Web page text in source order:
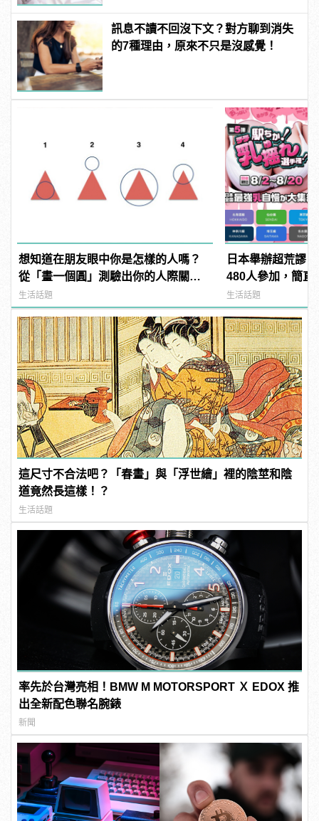
訊息不讀不回沒下文？對方聊到消失
的7種理由，原來不只是沒感覺！
想知道在朋友眼中你是怎樣的人嗎？
從「畫一個圓」測驗出你的人際關
係！
生活話題
日本舉辦超荒謬
480人參加，簡直
manfashion這樣
生活話題
這尺寸不合法吧？「春畫」與「浮世繪」裡的陰莖和陰
道竟然長這樣！？
生活話題
率先於台灣亮相！BMW M MOTORSPORT Ｘ EDOX 推
出全新配色聯名腕錶
新聞